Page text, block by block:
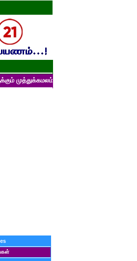
பன்னாட்டுத் தமிழ் மின்னிதழின்